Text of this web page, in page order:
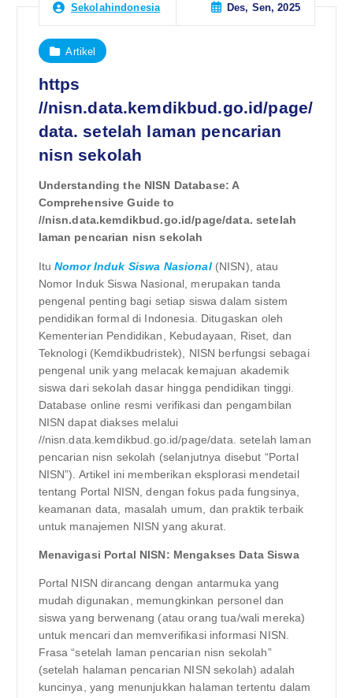
Sekolahindonesia Des, Sen, 2025
Artikel
https
//nisn.data.kemdikbud.go.id/page/
data. setelah laman pencarian
nisn sekolah
Understanding the NISN Database: A
Comprehensive Guide to
//nisn.data.kemdikbud.go.id/page/data. setelah
laman pencarian nisn sekolah
ItuNomor Induk Siswa Nasional(NISN), atau
Nomor Induk Siswa Nasional, merupakan tanda
pengenal penting bagi setiap siswa dalam sistem
pendidikan formal di Indonesia. Ditugaskan oleh
Kementerian Pendidikan, Kebudayaan, Riset, dan
Teknologi (Kemdikbudristek), NISN berfungsi sebagai
pengenal unik yang melacak kemajuan akademik
siswa dari sekolah dasar hingga pendidikan tinggi.
Database online resmi verifikasi dan pengambilan
NISN dapat diakses melalui
//nisn.data.kemdikbud.go.id/page/data. setelah laman
pencarian nisn sekolah (selanjutnya disebut “Portal
NISN”). Artikel ini memberikan eksplorasi mendetail
tentang Portal NISN, dengan fokus pada fungsinya,
keamanan data, masalah umum, dan praktik terbaik
untuk manajemen NISN yang akurat.
Menavigasi Portal NISN: Mengakses Data Siswa
Portal NISN dirancang dengan antarmuka yang
mudah digunakan, memungkinkan personel dan
siswa yang berwenang (atau orang tua/wali mereka)
untuk mencari dan memverifikasi informasi NISN.
Frasa “setelah laman pencarian nisn sekolah”
(setelah halaman pencarian NISN sekolah) adalah
kuncinya, yang menunjukkan halaman tertentu dalam